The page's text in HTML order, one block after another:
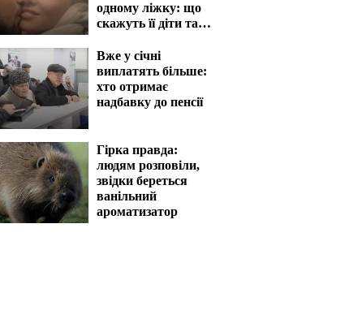
одному ліжку: що
скажуть її діти та
Вже у січні
виплатять більше:
хто отримає
надбавку до пенсії
Гірка правда:
людям розповіли,
звідки береться
ванільний
ароматизатор